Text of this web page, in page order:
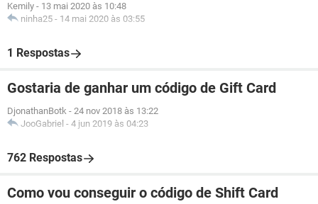
Kemily - 13 mai 2020 às 10:48
ninha25 - 14 mai 2020 às 03:55
1 Respostas
Gostaria de ganhar um código de Gift Card
DjonathanBotk - 24 nov 2018 às 13:22
JooGabriel - 4 jun 2019 às 04:23
762 Respostas
Como vou conseguir o código de Shift Card